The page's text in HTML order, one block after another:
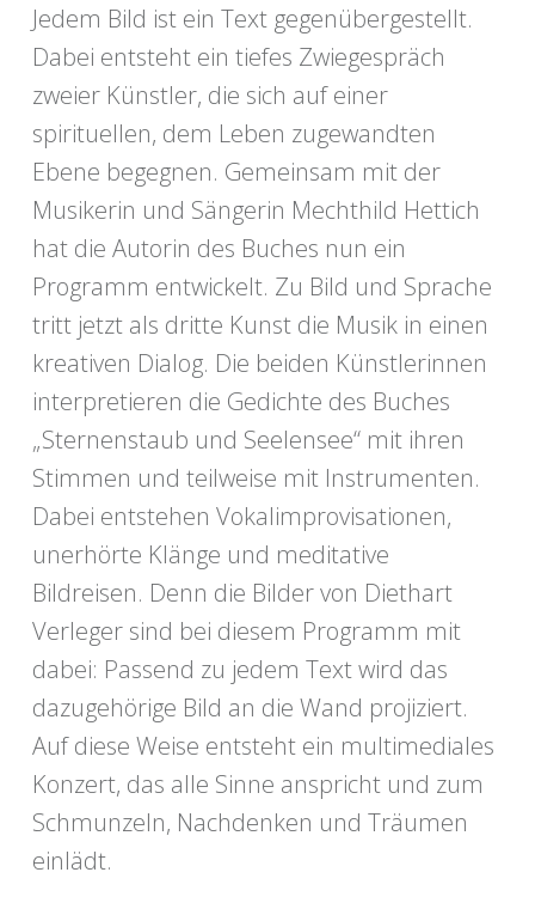
Jedem Bild ist ein Text gegenübergestellt.
Dabei entsteht ein tiefes Zwiegespräch
zweier Künstler, die sich auf einer
spirituellen, dem Leben zugewandten
Ebene begegnen. Gemeinsam mit der
Musikerin und Sängerin Mechthild Hettich
hat die Autorin des Buches nun ein
Programm entwickelt. Zu Bild und Sprache
tritt jetzt als dritte Kunst die Musik in einen
kreativen Dialog. Die beiden Künstlerinnen
interpretieren die Gedichte des Buches
„Sternenstaub und Seelensee“ mit ihren
Stimmen und teilweise mit Instrumenten.
Dabei entstehen Vokalimprovisationen,
unerhörte Klänge und meditative
Bildreisen. Denn die Bilder von Diethart
Verleger sind bei diesem Programm mit
dabei: Passend zu jedem Text wird das
dazugehörige Bild an die Wand projiziert.
Auf diese Weise entsteht ein multimediales
Konzert, das alle Sinne anspricht und zum
Schmunzeln, Nachdenken und Träumen
einlädt.